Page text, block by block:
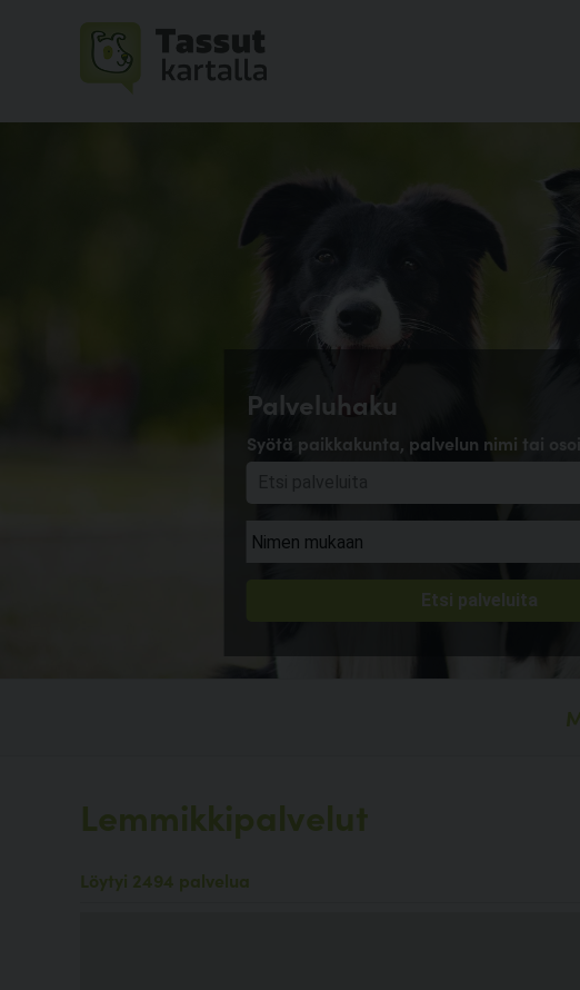
Palveluhaku
Syötä paikkakunta, palvelun nimi tai
Lemmikkipalvelut
Löytyi 2494 palvelua